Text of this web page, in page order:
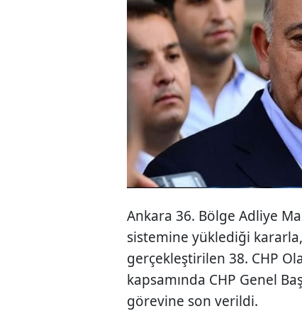
Ankara 36. Bölge Adliye
sistemine yüklediği
gerçekleştirilen 38. CHP
kapsamında CHP Genel
görevine son verildi.